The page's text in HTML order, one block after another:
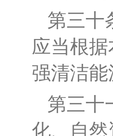
第三十
应当根据
强清洁
第三十
化、自